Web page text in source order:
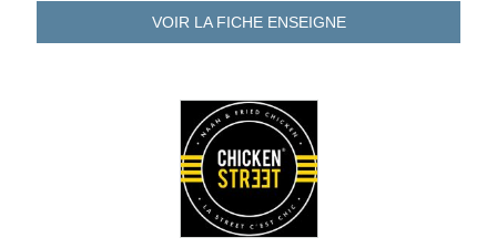
VOIR LA FICHEENSEIGNE